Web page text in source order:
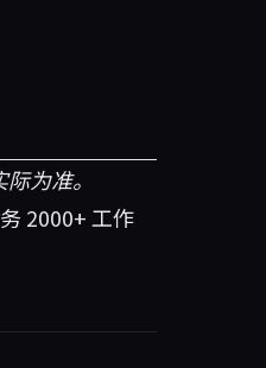
为准。
2000+ 工作